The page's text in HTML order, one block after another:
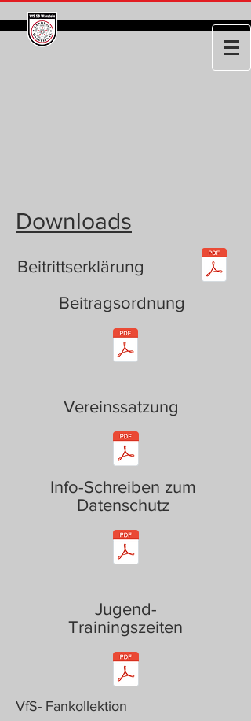
Downloads
Beitrittserklärung
Beitragsordnung
Vereinssatzung
Info-Schreiben zum
Datenschutz
Jugend-
Trainingszeiten
VfS- Fankollektion